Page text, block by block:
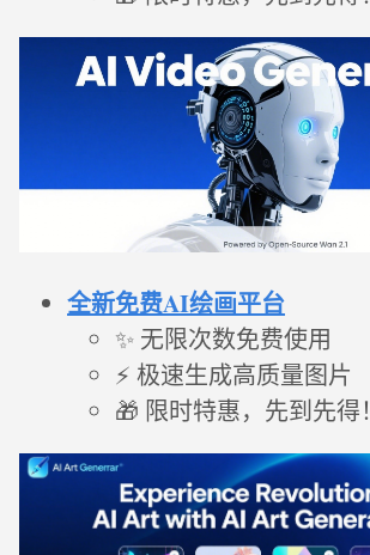
全新免费AI绘画平台
✨ 无限次数免费使用
⚡ 极速生成高质量图片
🎁 限时特惠，先到先得！